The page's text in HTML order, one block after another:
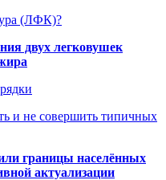
(ЛФК)?
двух легковушек
и не совершить типичных
границы населённых
актуализации